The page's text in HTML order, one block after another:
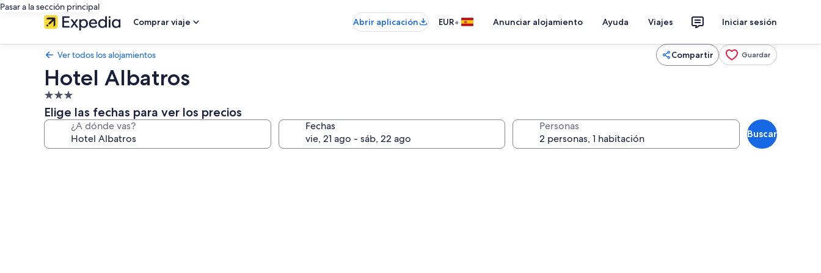
Pasar a la sección principal
Comprar viaje
Abrir aplicación EUR• Anunciar alojamiento Ayuda Viajes Iniciar sesión
Ver todos los alojamientos Compartir Guardar
Hotel Albatros
Alojamiento
de
3.0 estrellas
Elige las fechas para ver los precios
¿A dónde vas? Fechas Personas
Buscar